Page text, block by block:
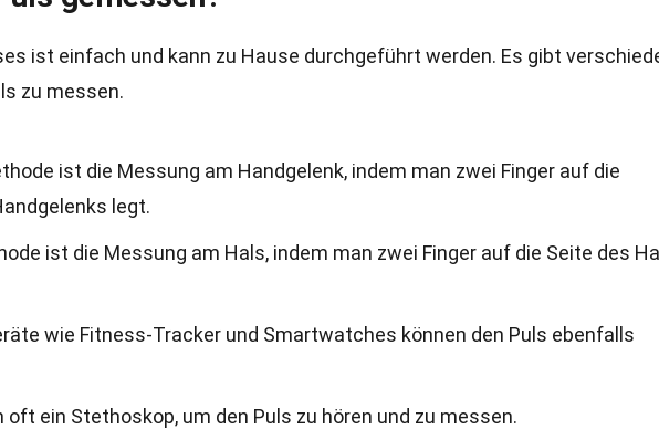
ist einfach und kann zu Hause durchgeführt werden. Es gibt
zu messen.
ist die Messung am Handgelenk, indem man zwei Finger auf die
legt.
ist die Messung am Hals, indem man zwei Finger auf die Seite des
wie Fitness-Tracker und Smartwatches können den Puls ebenfalls
oft ein Stethoskop, um den Puls zu hören und zu messen.